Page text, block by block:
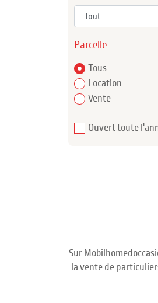
Parcelle
Tous
Location
Vente
Ouvert toute
Sur
la vente de